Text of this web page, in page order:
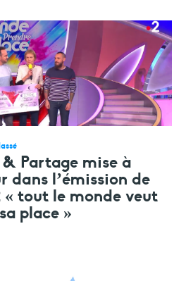
Partage mise à
dans l’émission de
« tout le monde veut
place »